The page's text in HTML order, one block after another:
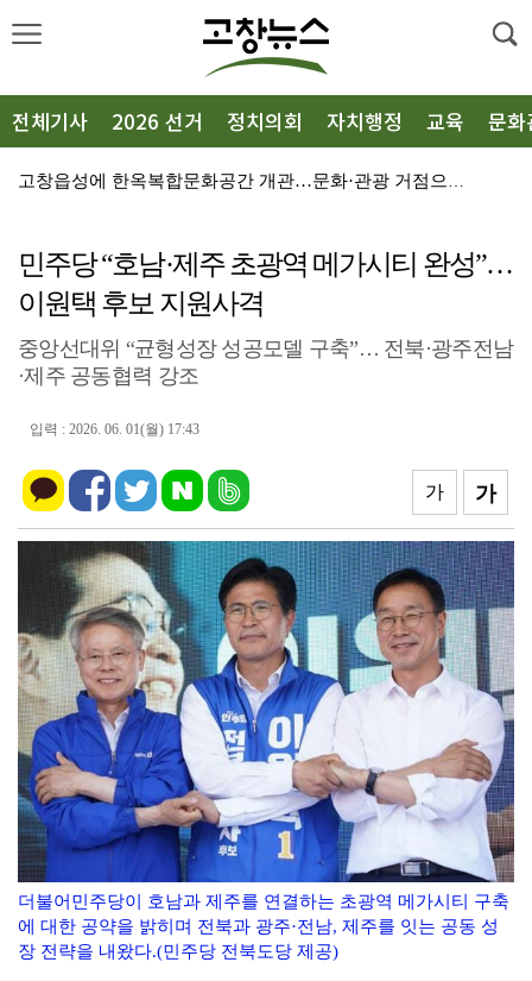
전체기사 2026 선거 정치의회 자치행정 교육 문화
고창읍성에 한옥복합문화공간 개관…문화·관광 거점으로 도...
선운사, 고창군종합노인복지관에 ‘자비의 쌀’ 1500㎏...
“항일독립운동 정신 계승”…광복회 고창군지회 출범
고창 상하면에 76.2MW 해상풍력 조성…금융지원 확보
고창문화원 ‘꿈의 오케스트라 호남권 합동연주회’ 이달 ...
고창군민 1인당 30만원 군민활력지원금, 추석 전 지급
해리농협·전북은행, 폭염 속 이웃돕기 나눔 이어져
민주당 “호남·제주 초광역 메가시티 완성”…
이원택 후보 지원사격
중앙선대위 “균형성장 성공모델 구축”… 전북·광주전남
·제주 공동협력 강조
입력 : 2026. 06. 01(월) 17:43
가
가
더불어민주당이 호남과 제주를 연결하는 초광역 메가시티 구축
에 대한 공약을 밝히며 전북과 광주·전남, 제주를 잇는 공동 성
장 전략을 내왔다.(민주당 전북도당 제공)